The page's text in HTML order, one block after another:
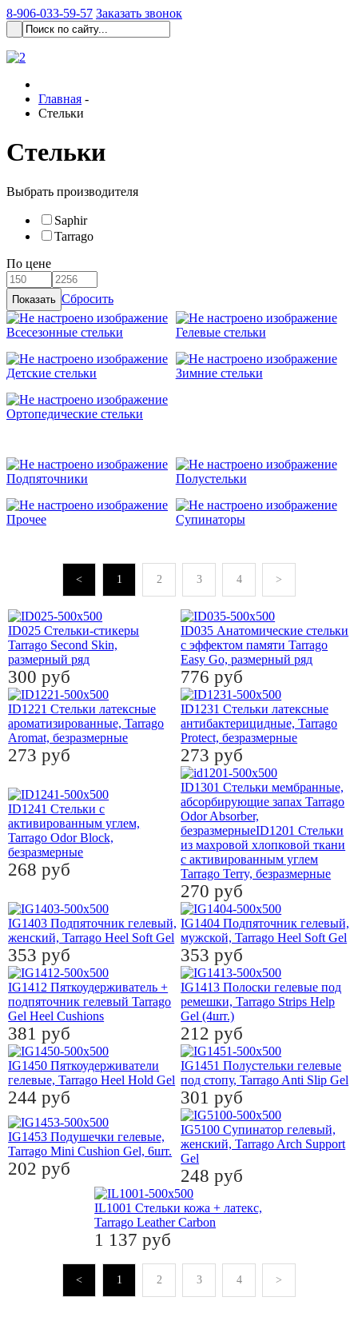
8-906-033-59-57 Заказать звонок
Главная -
Стельки
Стельки
Выбрать производителя
Saphir
Tarrago
По цене
Сбросить
Всесезонные стельки Гелевые стельки
Детские стельки Зимние стельки
Ортопедические стельки
Подпяточники Полустельки
Прочее Супинаторы
Н 1 2 3 4 В
ID025 Стельки-стикеры
Tarrago Second Skin,
размерный ряд
300 руб
ID035 Анатомические стельки
с эффектом памяти Tarrago
Easy Go, размерный ряд
776 руб
ID1221 Стельки латексные
ароматизированные, Tarrago
Aromat, безразмерные
273 руб
ID1231 Стельки латексные
антибактерицидные, Tarrago
Protect, безразмерные
273 руб
ID1241 Стельки с
активированным углем,
Tarrago Odor Block,
безразмерные
268 руб
ID1301 Стельки мембранные,
абсорбирующие запах Tarrago
Odor Absorber,
безразмерныеID1201 Стельки
из махровой хлопковой ткани
с активированным углем
Tarrago Terry, безразмерные
270 руб
IG1403 Подпяточник гелевый,
женский, Tarrago Heel Soft Gel
353 руб
IG1404 Подпяточник гелевый,
мужской, Tarrago Heel Soft Gel
353 руб
IG1412 Пяткоудерживатель +
подпяточник гелевый Tarrago
Gel Heel Cushions
381 руб
IG1413 Полоски гелевые под
ремешки, Tarrago Strips Help
Gel (4шт.)
212 руб
IG1450 Пяткоудерживатели
гелевые, Tarrago Heel Hold Gel
244 руб
IG1451 Полустельки гелевые
под стопу, Tarrago Anti Slip Gel
301 руб
IG1453 Подушечки гелевые,
Tarrago Mini Cushion Gel, 6шт.
202 руб
IG5100 Cупинатор гелевый,
женский, Tarrago Arch Support
Gel
248 руб
IL1001 Стельки кожа + латекс,
Tarrago Leather Carbon
1 137 руб
Н 1 2 3 4 В